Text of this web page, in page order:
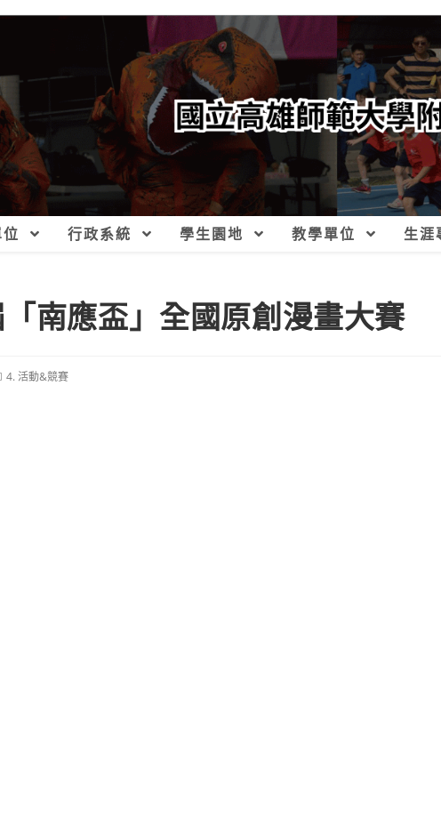
行政系統 學生園地 教學單位 生涯
南應盃」全國原創漫畫大賽
4. 活動&競賽